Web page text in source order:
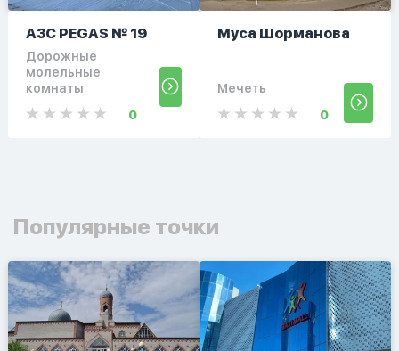
АЗС PEGAS № 19
Дорожные
молельные
комнаты
0
Муса Шорманова
Мечеть
0
Популярные точки